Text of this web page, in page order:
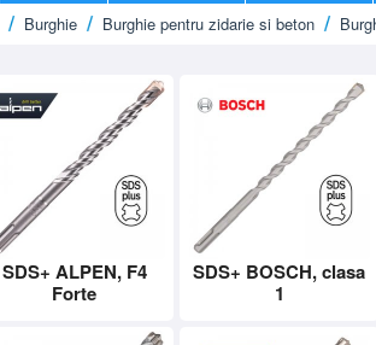
Burghie Burghie pentru zidarie si beton
SDS+ ALPEN, F4
Forte
SDS+ BOSCH, clasa
1